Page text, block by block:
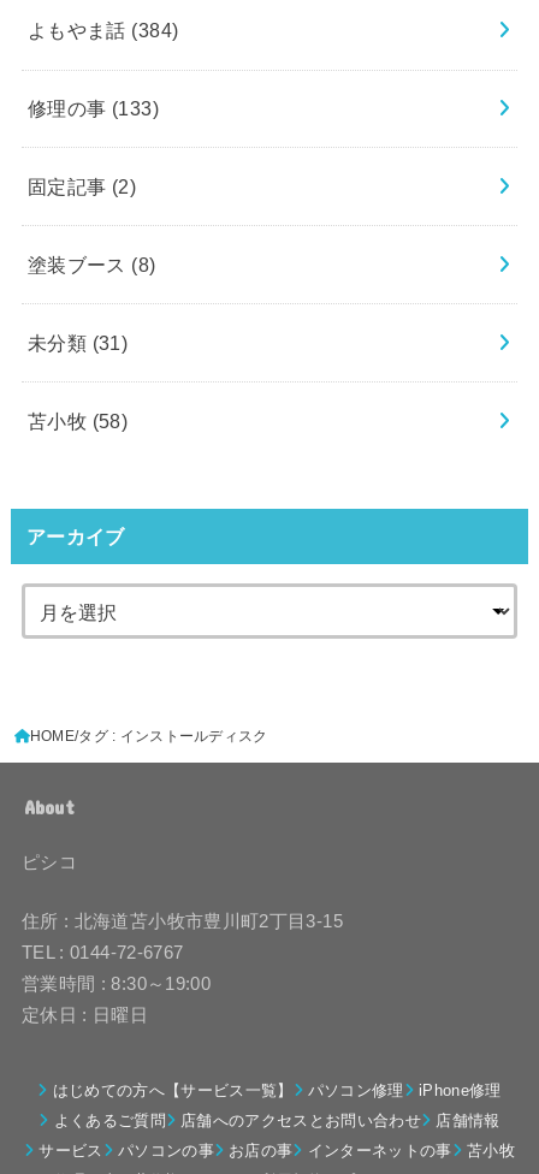
よもやま話 (384)
修理の事 (133)
固定記事 (2)
塗装ブース (8)
未分類 (31)
苫小牧 (58)
アーカイブ
HOME タグ : インストールディスク
About
ピシコ
住所 : 北海道苫小牧市豊川町2丁目3-15
TEL : 0144-72-6767
営業時間 : 8:30～19:00
定休日 : 日曜日
はじめての方へ【サービス一覧】 パソコン修理
iPhone修理
よくあるご質問
店舗へのアクセスとお問い合わせ
店舗情報
サービス
パソコンの事 お店の事 インターネットの事
苫小牧